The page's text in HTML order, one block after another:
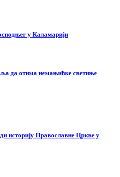
у Каламарији
да отима немањићке светиње
историју Православне Цркве у